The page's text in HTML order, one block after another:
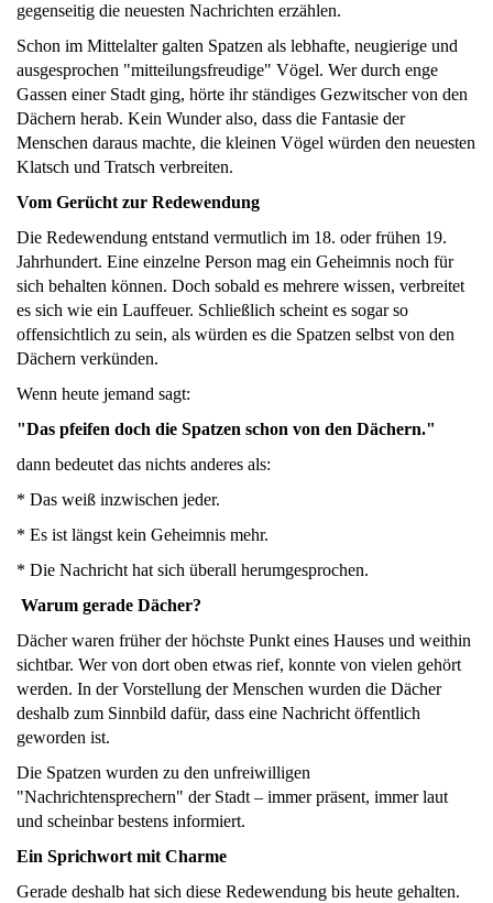
gegenseitig die neuesten Nachrichten erzählen.
Schon im Mittelalter galten Spatzen als lebhafte, neugierige und
ausgesprochen "mitteilungsfreudige" Vögel. Wer durch enge
Gassen einer Stadt ging, hörte ihr ständiges Gezwitscher von den
Dächern herab. Kein Wunder also, dass die Fantasie der
Menschen daraus machte, die kleinen Vögel würden den neuesten
Klatsch und Tratsch verbreiten.
Vom Gerücht zur Redewendung
Die Redewendung entstand vermutlich im 18. oder frühen 19.
Jahrhundert. Eine einzelne Person mag ein Geheimnis noch für
sich behalten können. Doch sobald es mehrere wissen, verbreitet
es sich wie ein Lauffeuer. Schließlich scheint es sogar so
offensichtlich zu sein, als würden es die Spatzen selbst von den
Dächern verkünden.
Wenn heute jemand sagt:
"Das pfeifen doch die Spatzen schon von den Dächern."
dann bedeutet das nichts anderes als:
* Das weiß inzwischen jeder.
* Es ist längst kein Geheimnis mehr.
* Die Nachricht hat sich überall herumgesprochen.
Warum gerade Dächer?
Dächer waren früher der höchste Punkt eines Hauses und weithin
sichtbar. Wer von dort oben etwas rief, konnte von vielen gehört
werden. In der Vorstellung der Menschen wurden die Dächer
deshalb zum Sinnbild dafür, dass eine Nachricht öffentlich
geworden ist.
Die Spatzen wurden zu den unfreiwilligen
"Nachrichtensprechern" der Stadt – immer präsent, immer laut
und scheinbar bestens informiert.
Ein Sprichwort mit Charme
Gerade deshalb hat sich diese Redewendung bis heute gehalten.